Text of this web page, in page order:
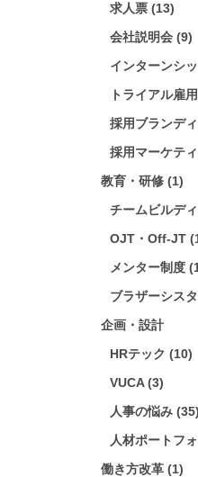
求人票 (13)
会社説明会 (9)
インターンシ
トライアル雇
採用ブランデ
採用マーケテ
教育・研修 (1)
チームビルデ
OJT・Off-JT
メンター制度
ブラザーシス
企画・設計
HRテック (10)
VUCA (3)
人事の悩み (35)
人材ポートフ
働き方改革 (1)